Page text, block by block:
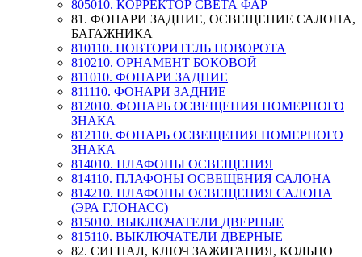
805010. КОРРЕКТОР СВЕТА ФАР
81. ФОНАРИ ЗАДНИЕ, ОСВЕЩЕНИЕ САЛОНА,
БАГАЖНИКА
810110. ПОВТОРИТЕЛЬ ПОВОРОТА
810210. ОРНАМЕНТ БОКОВОЙ
811010. ФОНАРИ ЗАДНИЕ
811110. ФОНАРИ ЗАДНИЕ
812010. ФОНАРЬ ОСВЕЩЕНИЯ НОМЕРНОГО
ЗНАКА
812110. ФОНАРЬ ОСВЕЩЕНИЯ НОМЕРНОГО
ЗНАКА
814010. ПЛАФОНЫ ОСВЕЩЕНИЯ
814110. ПЛАФОНЫ ОСВЕЩЕНИЯ САЛОНА
814210. ПЛАФОНЫ ОСВЕЩЕНИЯ САЛОНА
(ЭРА ГЛОНАСС)
815010. ВЫКЛЮЧАТЕЛИ ДВЕРНЫЕ
815110. ВЫКЛЮЧАТЕЛИ ДВЕРНЫЕ
82. СИГНАЛ, КЛЮЧ ЗАЖИГАНИЯ, КОЛЬЦО